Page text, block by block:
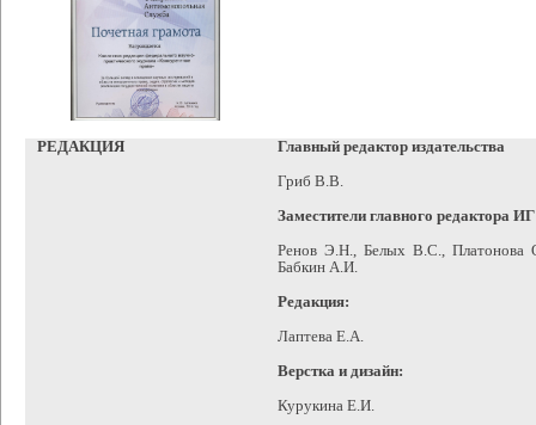
РЕДАКЦИЯ
Главный редактор издательства
Гриб В.В.
Заместители главного редактора
Ренов Э.Н., Белых В.С.,
Бабкин А.И.
Редакция:
Лаптева Е.А.
Верстка и дизайн:
Курукина Е.И.